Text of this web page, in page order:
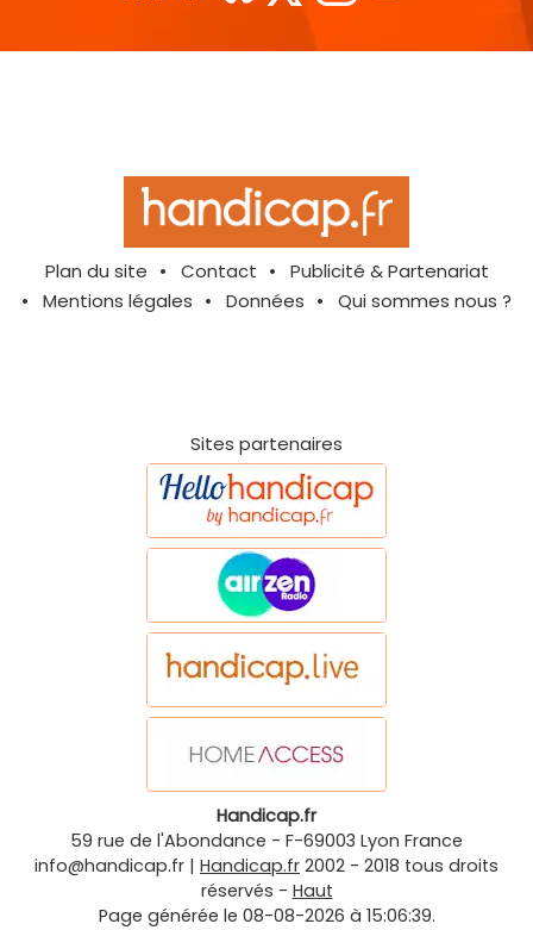
Plan du site Contact
Publicité & Partenariat
Mentions légales
Données Qui sommes nous ?
Sites partenaires
Handicap.fr
59 rue de l'Abondance - F-69003 Lyon France
info@handicap.fr | Handicap.fr 2002 - 2018 tous droits
réservés - Haut
Page générée le 08-08-2026 à 15:06:39.